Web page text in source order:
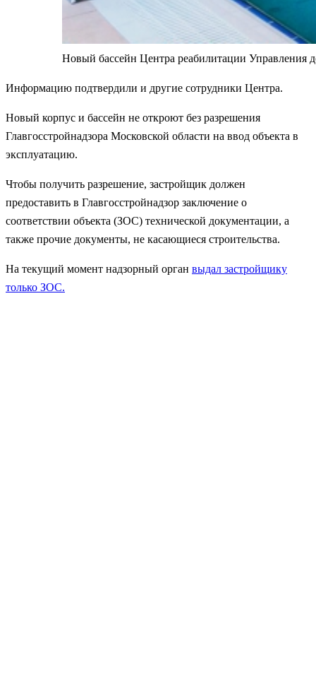
Новый бассейн Центра реабилитации Управления
Информацию подтвердили и другие сотрудники Центра.
Новый корпус и бассейн не откроют без разрешения
Главгосстройнадзора Московской области на ввод объекта в
эксплуатацию.
Чтобы получить разрешение, застройщик должен
предоставить в Главгосстройнадзор заключение о
соответствии объекта (ЗОС) технической документации, а
также прочие документы, не касающиеся строительства.
На текущий момент надзорный орган выдал застройщику
только ЗОС.